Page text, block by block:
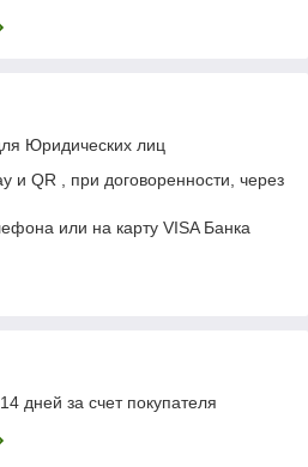
Юридических лиц
и QR , при договоренности, через
или на карту VISA Банка
дней за счет покупателя